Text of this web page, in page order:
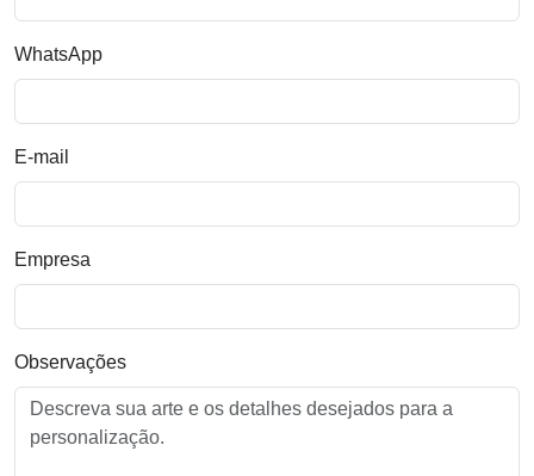
WhatsApp
E-mail
Empresa
Observações